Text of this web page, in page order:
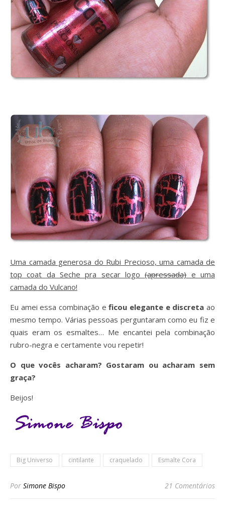
Uma camada generosa do Rubi Precioso, uma camada de
top coat da Seche pra secar logo(apressada)e uma
camada do Vulcano!
Eu amei essa combinação e ficou elegante e discreta ao
mesmo tempo. Várias pessoas perguntaram como eu fiz e
quais eram os esmaltes… Me encantei pela combinação
rubro-negra e certamente vou repetir!
O que vocês acharam? Gostaram ou acharam sem
graça?
Beijos!
Big Universo cintilante craquelado Esmalte Cora
Por Simone Bispo 21 Comentários